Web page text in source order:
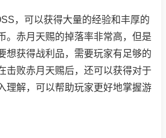
，可以获得大量的经验和丰厚的
。赤月天赐的掉落率非常高，但是
想获得战利品，需要玩家有足够的
击败赤月天赐后，还可以获得对于
理解，可以帮助玩家更好地掌握游